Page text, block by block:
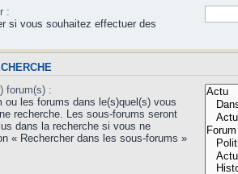
:
si vous souhaitez effectuer des
forum(s) :
ou les forums dans le(s)quel(s) vous
recherche. Les sous-forums seront
dans la recherche si vous ne
« Rechercher dans les sous-forums »